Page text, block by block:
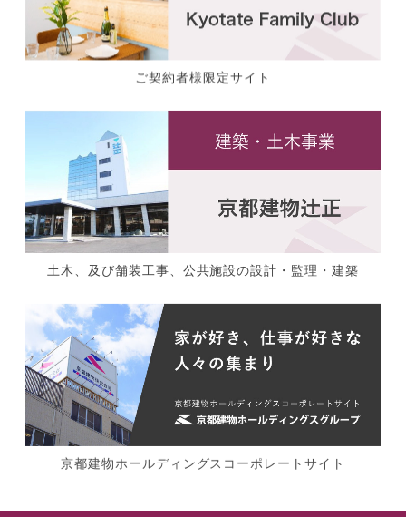
ご契約者様限定サイト
土木、及び舗装工事、公共施設の設計・監理・建築
京都建物ホールディングスコーポレートサイト